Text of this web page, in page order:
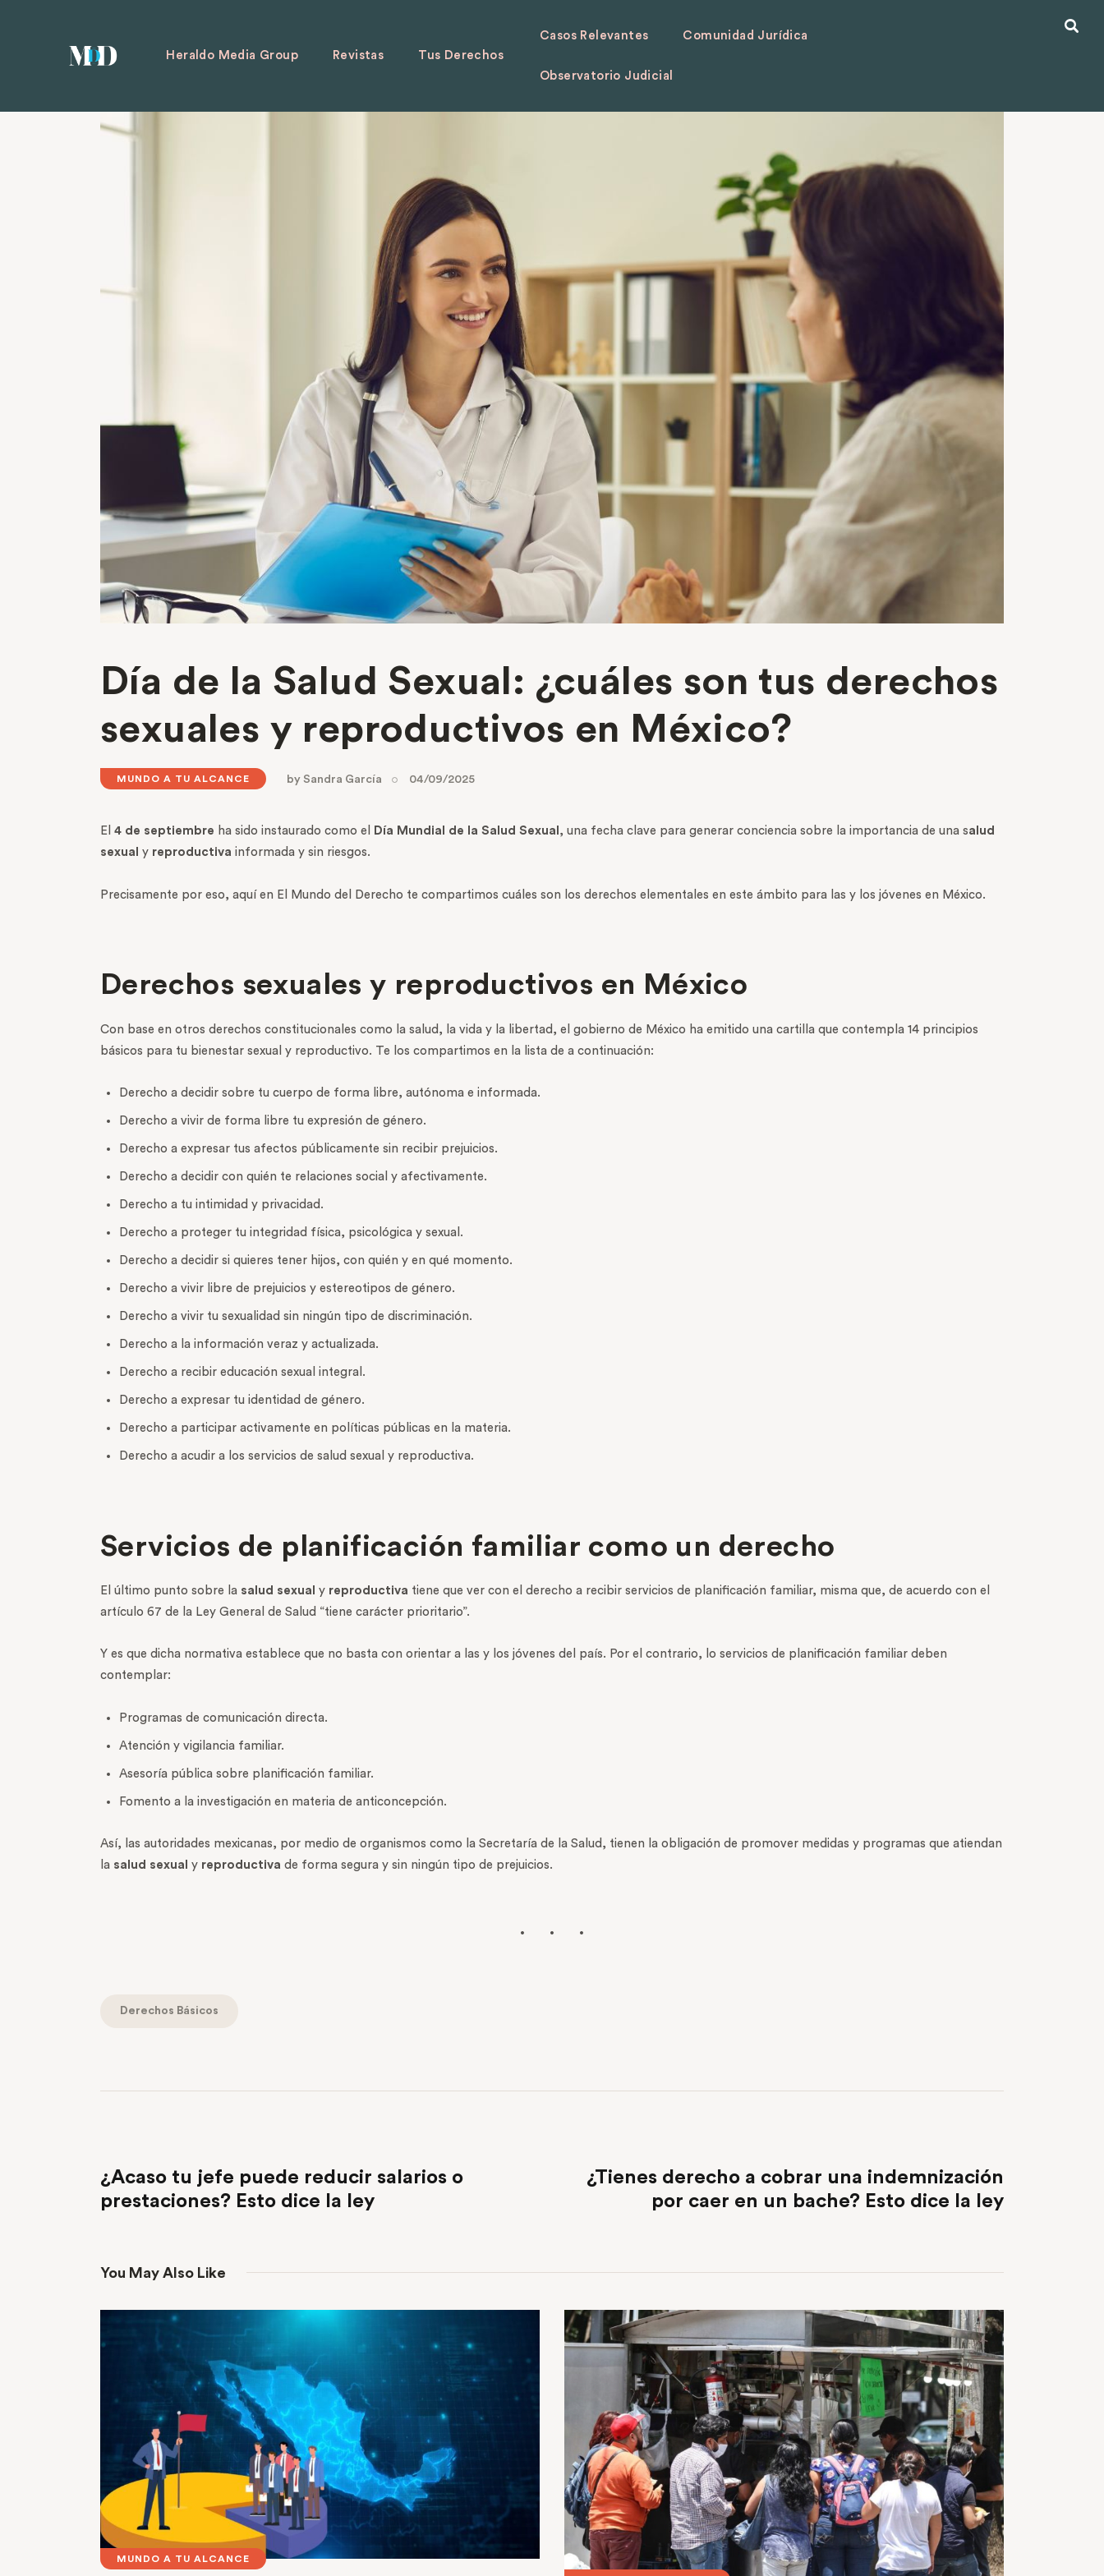
Heraldo Media Group Revistas Tus Derechos
Casos Relevantes Comunidad Jurídica
Observatorio Judicial
Día de la Salud Sexual: ¿cuáles son tus derechos
sexuales y reproductivos en México?
MUNDO A TU ALCANCE bySandra García 04/09/2025
El 4 de septiembre ha sido instaurado como el Día Mundial de la Salud Sexual , una fecha clave para generar conciencia sobre la importancia de una salud
sexual y reproductiva informada y sin riesgos.
Precisamente por eso, aquí en El Mundo del Derecho te compartimos cuáles son los derechos elementales en este ámbito para las y los jóvenes en México.
Derechos sexuales y reproductivos en México
Con base en otros derechos constitucionales como la salud, la vida y la libertad, el gobierno de México ha emitido una cartilla que contempla 14 principios
básicos para tu bienestar sexual y reproductivo. Te los compartimos en la lista de a continuación:
Derecho a decidir sobre tu cuerpo de forma libre, autónoma e informada.
Derecho a vivir de forma libre tu expresión de género.
Derecho a expresar tus afectos públicamente sin recibir prejuicios.
Derecho a decidir con quién te relaciones social y afectivamente.
Derecho a tu intimidad y privacidad.
Derecho a proteger tu integridad física, psicológica y sexual.
Derecho a decidir si quieres tener hijos, con quién y en qué momento.
Derecho a vivir libre de prejuicios y estereotipos de género.
Derecho a vivir tu sexualidad sin ningún tipo de discriminación.
Derecho a la información veraz y actualizada.
Derecho a recibir educación sexual integral.
Derecho a expresar tu identidad de género.
Derecho a participar activamente en políticas públicas en la materia.
Derecho a acudir a los servicios de salud sexual y reproductiva.
Servicios de planificación familiar como un derecho
El último punto sobre la salud sexual y reproductiva tiene que ver con el derecho a recibir servicios de planificación familiar, misma que, de acuerdo con el
artículo 67 de la Ley General de Salud “tiene carácter prioritario”.
Y es que dicha normativa establece que no basta con orientar a las y los jóvenes del país. Por el contrario, lo servicios de planificación familiar deben
contemplar:
Programas de comunicación directa.
Atención y vigilancia familiar.
Asesoría pública sobre planificación familiar.
Fomento a la investigación en materia de anticoncepción.
Así, las autoridades mexicanas, por medio de organismos como la Secretaría de la Salud, tienen la obligación de promover medidas y programas que atiendan
la salud sexual y reproductiva de forma segura y sin ningún tipo de prejuicios.
Derechos Básicos
¿Acaso tu jefe puede reducir salarios o
prestaciones? Esto dice la ley
¿Tienes derecho a cobrar una indemnización
por caer en un bache? Esto dice la ley
You May Also Like
MUNDO A TU ALCANCE